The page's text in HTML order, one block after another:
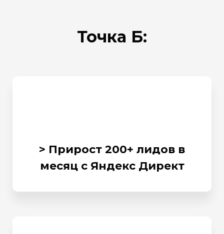
Точка Б:
> Прирост 200+ лидов в
месяц с Яндекс Директ